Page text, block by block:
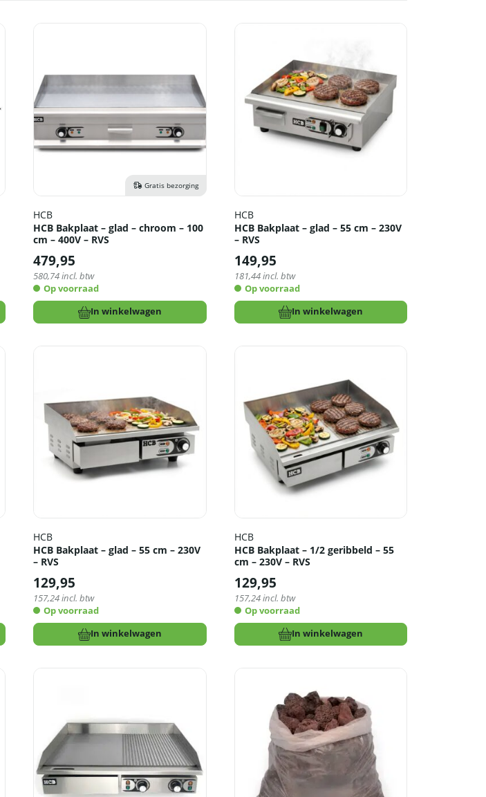
Gratis bezorging
HCB
HCB Bakplaat – glad – chroom – 100
cm – 400V – RVS
479,95
580,74incl. btw
Op voorraad
In winkelwagen
HCB
HCB Bakplaat – glad – 55 cm – 230V
– RVS
149,95
181,44incl. btw
Op voorraad
In winkelwagen
HCB
HCB Bakplaat – glad – 55 cm – 230V
– RVS
129,95
157,24incl. btw
Op voorraad
In winkelwagen
HCB
HCB Bakplaat – 1/2 geribbeld – 55
cm – 230V – RVS
129,95
157,24incl. btw
Op voorraad
In winkelwagen